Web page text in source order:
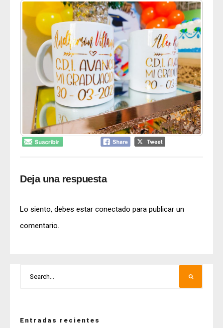
Deja una respuesta
Lo siento, debes estar conectado para publicar un
comentario.
Entradas recientes